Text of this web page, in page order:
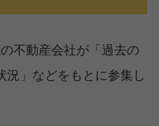
不動産会社が「過去の
況」などをもとに参集し